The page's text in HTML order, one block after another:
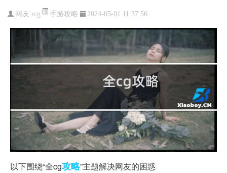
网友:rcg 手游攻略 2024-05-01 11:37:56
以下围绕“全cg攻略”主题解决网友的困惑